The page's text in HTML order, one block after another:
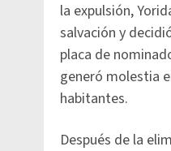
la expulsión,
salvación y
placa de
generó molestia
habitantes.
Después de la